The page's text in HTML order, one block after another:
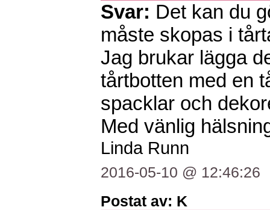
Svar: Det kan du
måste skopas i
Jag brukar lägga
tårtbotten med en
spacklar och
Med vänlig
Linda Runn
2016-05-10 @ 12:46:26
Postat av: K